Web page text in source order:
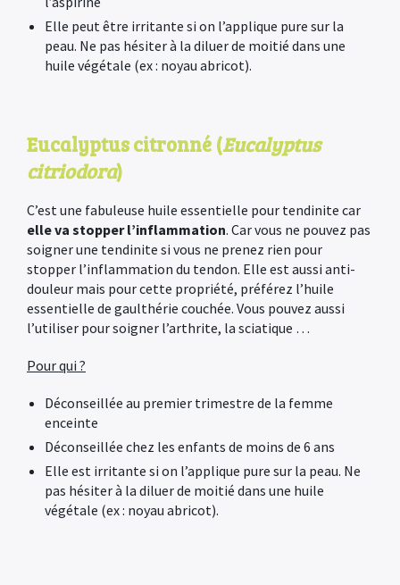
Elle peut être irritante si on l’applique pure sur la
peau. Ne pas hésiter à la diluer de moitié dans une
huile végétale (ex : noyau abricot).
Eucalyptus citronné (Eucalyptus
citriodora)
C’est une fabuleuse huile essentielle pour tendinite car
elle va stopper l’inflammation. Car vous ne pouvez pas
soigner une tendinite si vous ne prenez rien pour
stopper l’inflammation du tendon. Elle est aussi anti-
douleur mais pour cette propriété, préférez l’huile
essentielle de gaulthérie couchée. Vous pouvez aussi
l’utiliser pour soigner l’arthrite, la sciatique …
Pour qui ?
Déconseillée au premier trimestre de la femme
enceinte
Déconseillée chez les enfants de moins de 6 ans
Elle est irritante si on l’applique pure sur la peau. Ne
pas hésiter à la diluer de moitié dans une huile
végétale (ex : noyau abricot).